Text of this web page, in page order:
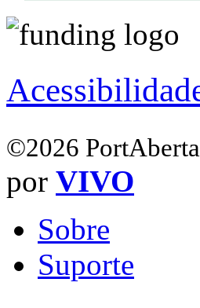
©2026
por VIVO
Sobre
Suporte